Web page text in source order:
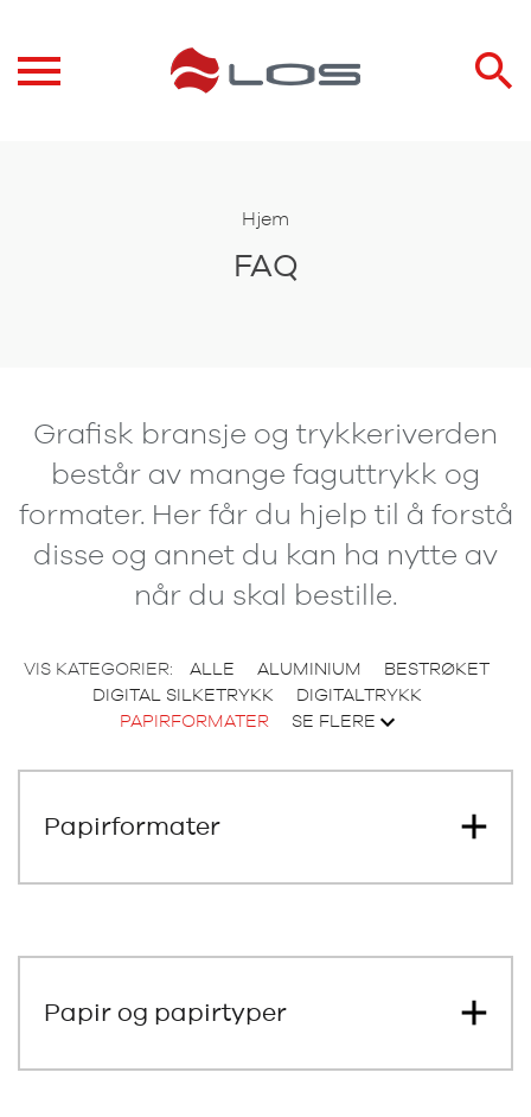
Hjem
FAQ
Grafisk bransje og trykkeriverden
består av mange faguttrykk og
formater. Her får du hjelp til å forstå
disse og annet du kan ha nytte av
når du skal bestille.
VIS KATEGORIER: ALLE ALUMINIUM
BESTRØKET
DIGITAL SILKETRYKK
DIGITALTRYKK
PAPIRFORMATER
SE FLERE
Papirformater
Papir og papirtyper